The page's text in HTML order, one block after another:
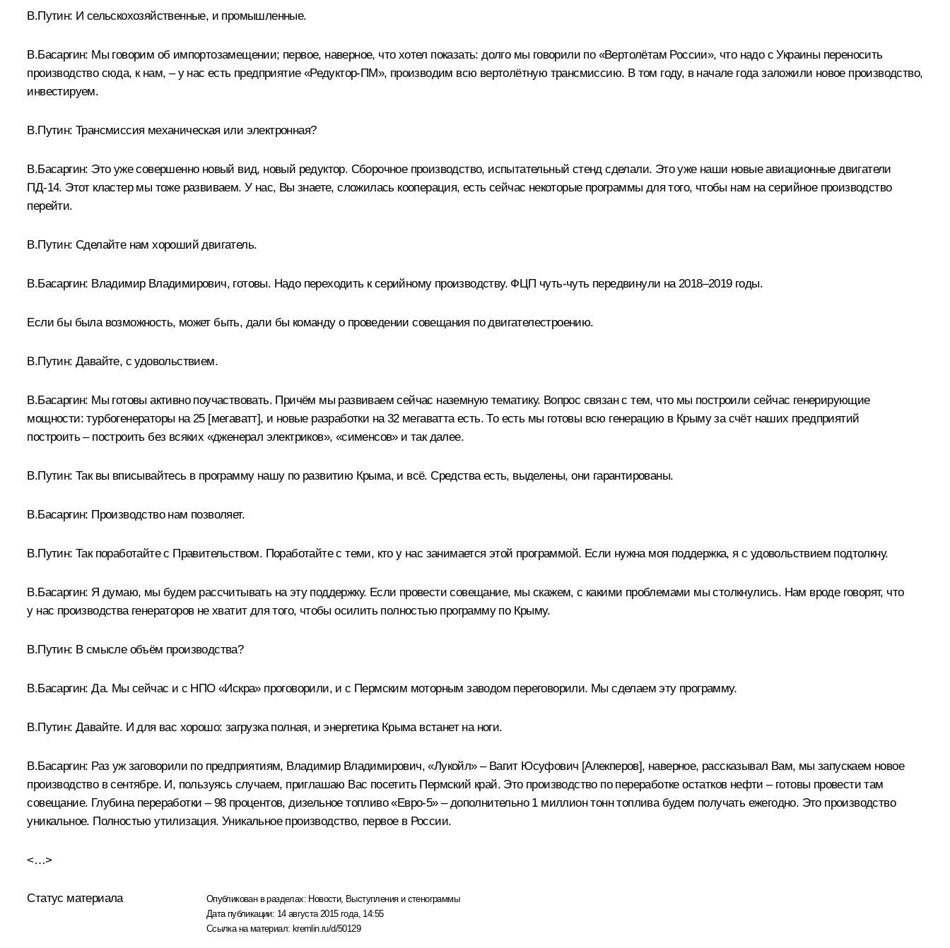
В.Путин: И сельскохозяйственные, и промышленные.
В.Басаргин: Мы говорим об импортозамещении; первое, наверное, что хотел показать: долго мы говорили по «Вертолётам России», что надо с Украины переносить
производство сюда, к нам, – у нас есть предприятие «Редуктор-ПМ», производим всю вертолётную трансмиссию. В том году, в начале года заложили новое производство,
инвестируем.
В.Путин: Трансмиссия механическая или электронная?
В.Басаргин: Это уже совершенно новый вид, новый редуктор. Сборочное производство, испытательный стенд сделали. Это уже наши новые авиационные двигатели
ПД-14. Этот кластер мы тоже развиваем. У нас, Вы знаете, сложилась кооперация, есть сейчас некоторые программы для того, чтобы нам на серийное производство
перейти.
В.Путин: Сделайте нам хороший двигатель.
В.Басаргин: Владимир Владимирович, готовы. Надо переходить к серийному производству. ФЦП чуть-чуть передвинули на 2018–2019 годы.
Если бы была возможность, может быть, дали бы команду о проведении совещания по двигателестроению.
В.Путин: Давайте, с удовольствием.
В.Басаргин: Мы готовы активно поучаствовать. Причём мы развиваем сейчас наземную тематику. Вопрос связан с тем, что мы построили сейчас генерирующие
мощности: турбогенераторы на 25 [мегаватт], и новые разработки на 32 мегаватта есть. То есть мы готовы всю генерацию в Крыму за счёт наших предприятий
построить – построить без всяких «дженерал электриков», «сименсов» и так далее.
В.Путин: Так вы вписывайтесь в программу нашу по развитию Крыма, и всё. Средства есть, выделены, они гарантированы.
В.Басаргин: Производство нам позволяет.
В.Путин: Так поработайте с Правительством. Поработайте с теми, кто у нас занимается этой программой. Если нужна моя поддержка, я с удовольствием подтолкну.
В.Басаргин: Я думаю, мы будем рассчитывать на эту поддержку. Если провести совещание, мы скажем, с какими проблемами мы столкнулись. Нам вроде говорят, что
у нас производства генераторов не хватит для того, чтобы осилить полностью программу по Крыму.
В.Путин: В смысле объём производства?
В.Басаргин:Да. Мы сейчас и с НПО «Искра» проговорили, и с Пермским моторным заводом переговорили. Мы сделаем эту программу.
В.Путин: Давайте. И для вас хорошо: загрузка полная, и энергетика Крыма встанет на ноги.
В.Басаргин: Раз уж заговорили по предприятиям, Владимир Владимирович, «Лукойл» – Вагит Юсуфович [Алекперов], наверное, рассказывал Вам, мы запускаем новое
производство в сентябре. И, пользуясь случаем, приглашаю Вас посетить Пермский край. Это производство по переработке остатков нефти – готовы провести там
совещание. Глубина переработки – 98 процентов, дизельное топливо «Евро-5» – дополнительно 1 миллион тонн топлива будем получать ежегодно. Это производство
уникальное. Полностью утилизация. Уникальное производство, первое в России.
<…>
Статус материала Опубликован в разделах: Новости, Выступления и стенограммы
Дата публикации: 14 августа 2015 года, 14:55
Ссылка на материал: kremlin.ru/d/50129